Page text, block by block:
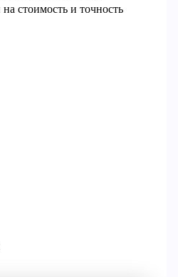
стоимость и точность